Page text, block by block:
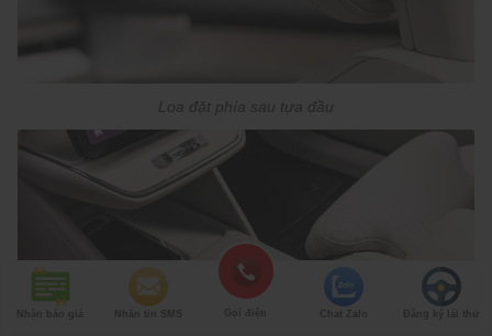
Loa đặt phía sau tựa đầu